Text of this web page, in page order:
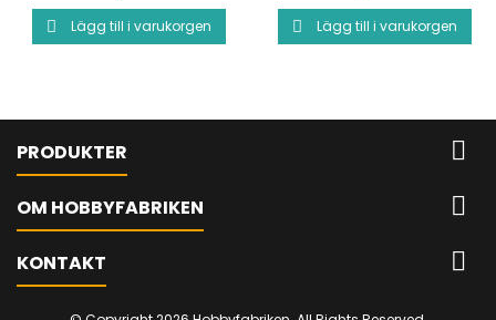
 Lägg till i varukorgen  Lägg till i varukorgen
PRODUKTER 
OM HOBBYFABRIKEN 
KONTAKT 